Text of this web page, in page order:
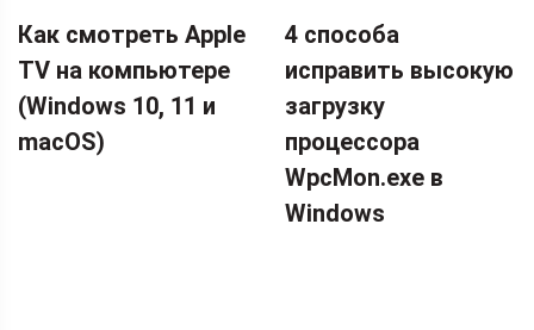
Как смотреть Apple
TV на компьютере
(Windows 10, 11 и
macOS)
4 способа
исправить высокую
загрузку
процессора
WpcMon.exe в
Windows